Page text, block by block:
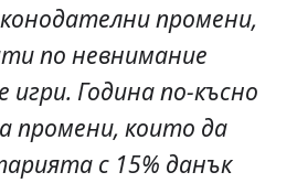
промени,
по невнимание
Година по-късно
промени, които да
с 15% данък